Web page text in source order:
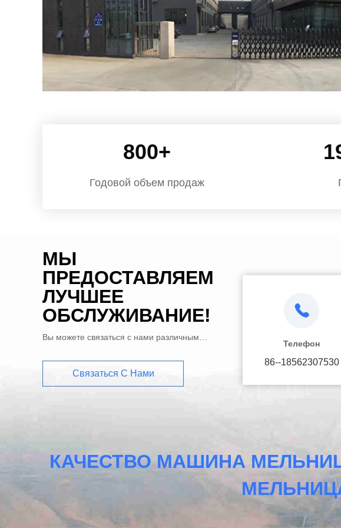
800+
Годовой объем продаж
МЫ
ПРЕДОСТАВЛЯЕМ
ЛУЧШЕЕ
ОБСЛУЖИВАНИЕ!
Связаться С Нами
Телефон
86--18562307530
КАЧЕСТВО МАШИНА